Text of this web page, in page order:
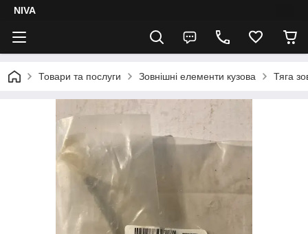
NIVA
Товари та послуги Зовнішні елементи кузова Тяга